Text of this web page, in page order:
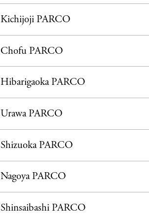
Kichijoji PARCO
Chofu PARCO
Hibarigaoka PARCO
Urawa PARCO
Shizuoka PARCO
Nagoya PARCO
Shinsaibashi PARCO